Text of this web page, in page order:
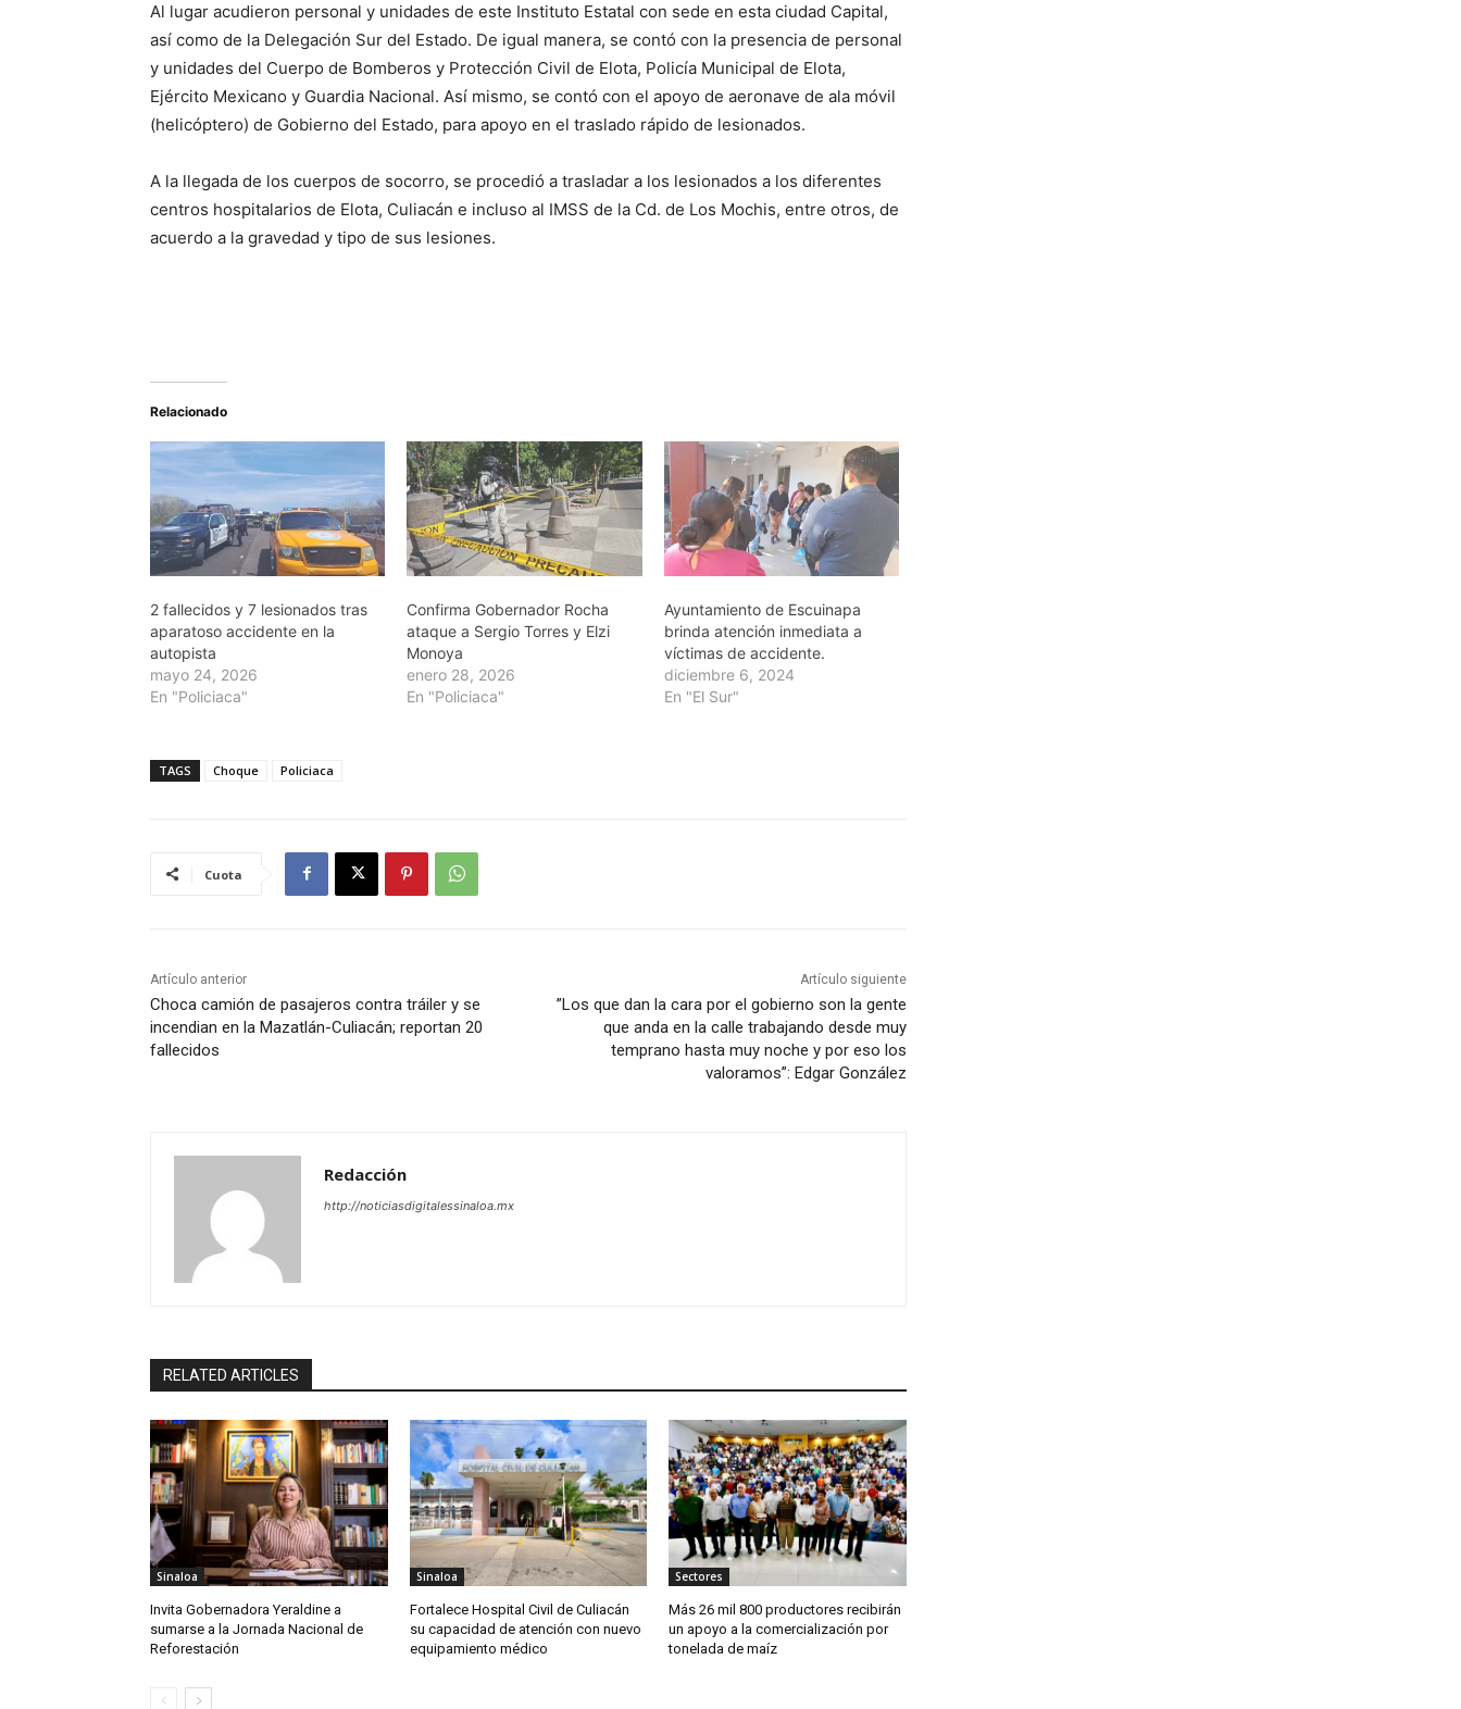
Al lugar acudieron personal y unidades de este Instituto Estatal con sede en esta ciudad Capital,
así como de la Delegación Sur del Estado. De igual manera, se contó con la presencia de personal
y unidades del Cuerpo de Bomberos y Protección Civil de Elota, Policía Municipal de Elota,
Ejército Mexicano y Guardia Nacional. Así mismo, se contó con el apoyo de aeronave de ala móvil
(helicóptero) de Gobierno del Estado, para apoyo en el traslado rápido de lesionados.
A la llegada de los cuerpos de socorro, se procedió a trasladar a los lesionados a los diferentes
centros hospitalarios de Elota, Culiacán e incluso al IMSS de la Cd. de Los Mochis, entre otros, de
acuerdo a la gravedad y tipo de sus lesiones.
Relacionado
2 fallecidos y 7 lesionados tras
aparatoso accidente en la
autopista
mayo 24, 2026
En "Policiaca"
Confirma Gobernador Rocha
ataque a Sergio Torres y Elzi
Monoya
enero 28, 2026
En "Policiaca"
Ayuntamiento de Escuinapa
brinda atención inmediata a
víctimas de accidente.
diciembre 6, 2024
En "El Sur"
TAGS Choque Policiaca
Cuota
Artículo anterior
Choca camión de pasajeros contra tráiler y se
incendian en la Mazatlán-Culiacán; reportan 20
fallecidos
Artículo siguiente
”Los que dan la cara por el gobierno son la gente
que anda en la calle trabajando desde muy
temprano hasta muy noche y por eso los
valoramos”: Edgar González
Redacción
http://noticiasdigitalessinaloa.mx
RELATED ARTICLES
Sinaloa
Invita Gobernadora Yeraldine a
sumarse a la Jornada Nacional de
Reforestación
Sinaloa
Fortalece Hospital Civil de Culiacán
su capacidad de atención con nuevo
equipamiento médico
Sectores
Más 26 mil 800 productores recibirán
un apoyo a la comercialización por
tonelada de maíz